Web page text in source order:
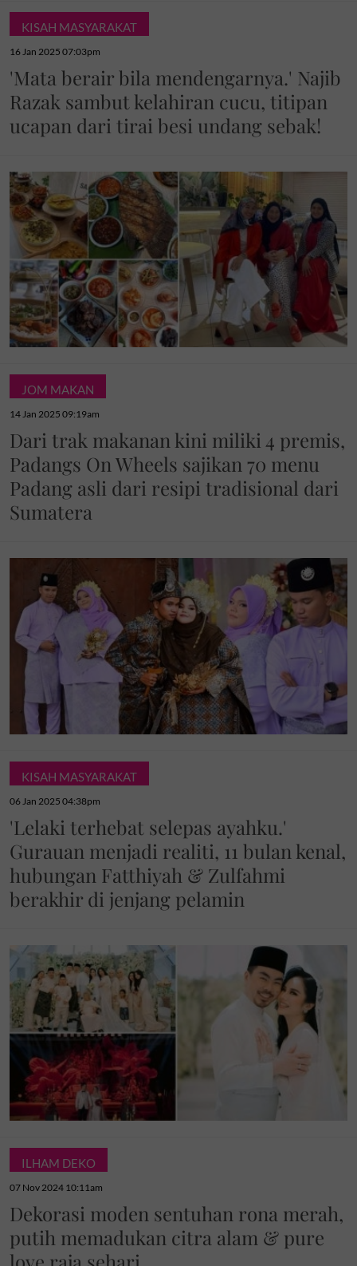
KISAH MASYARAKAT
16 Jan 2025 07:03pm
'Mata berair bila mendengarnya.' Najib
Razak sambut kelahiran cucu, titipan
ucapan dari tirai besi undang sebak!
JOM MAKAN
14 Jan 2025 09:19am
Dari trak makanan kini miliki 4 premis,
Padangs On Wheels sajikan 70 menu
Padang asli dari resipi tradisional dari
Sumatera
KISAH MASYARAKAT
06 Jan 2025 04:38pm
'Lelaki terhebat selepas ayahku.'
Gurauan menjadi realiti, 11 bulan kenal,
hubungan Fatthiyah & Zulfahmi
berakhir di jenjang pelamin
ILHAM DEKO
07 Nov 2024 10:11am
Dekorasi moden sentuhan rona merah,
putih memadukan citra alam & pure